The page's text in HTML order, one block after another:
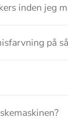
inden jeg
på